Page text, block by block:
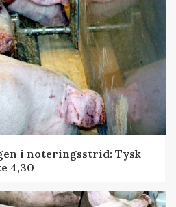
i noteringsstrid: Tysk
4,30